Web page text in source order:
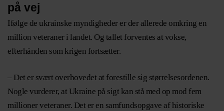
på vej
Ifølge de ukrainske myndigheder er der allerede omkring en
million veteraner i landet. Og tallet forventes at vokse,
efterhånden som krigen fortsætter.
– Det er svært overhovedet at forestille sig størrelsesordenen.
Nogle vurderer, at Ukraine på sigt kan stå med op mod fem
millioner veteraner. Det er en samfundsopgave af historiske